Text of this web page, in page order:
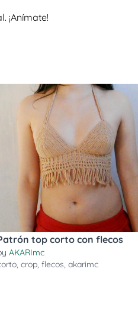
¡Anímate!
top corto con flecos
AKARImc
, crop, flecos, akarimc